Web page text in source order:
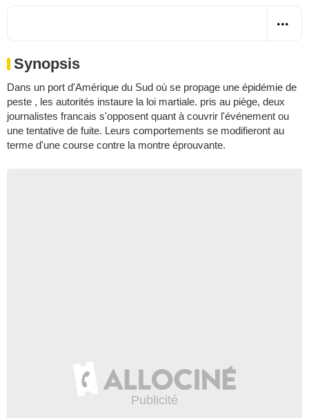
Synopsis
Dans un port d'Amérique du Sud où se propage une épidémie de
peste , les autorités instaure la loi martiale. pris au piège, deux
journalistes francais s'opposent quant à couvrir l'événement ou
une tentative de fuite. Leurs comportements se modifieront au
terme d'une course contre la montre éprouvante.